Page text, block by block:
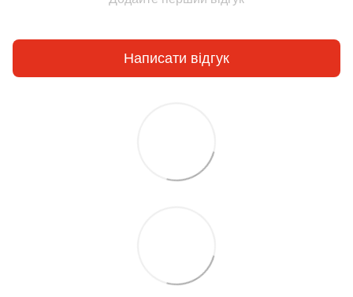
Написати відгук